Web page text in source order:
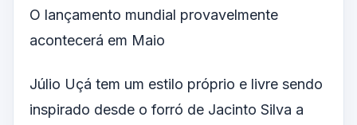
O lançamento mundial provavelmente
acontecerá em Maio
Júlio Uçá tem um estilo próprio e livre sendo
inspirado desde o forró de Jacinto Silva a